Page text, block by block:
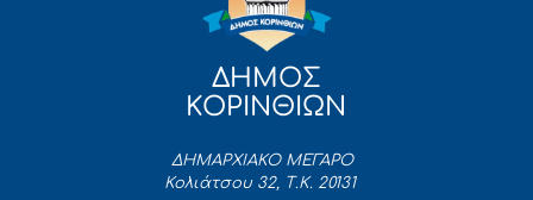
ΔΗΜΟΣ
ΚΟΡΙΝΘΙΩΝ
ΔΗΜΑΡΧΙΑΚΟ ΜΕΓΑΡΟ
Κολιάτσου 32, Τ.Κ. 20131